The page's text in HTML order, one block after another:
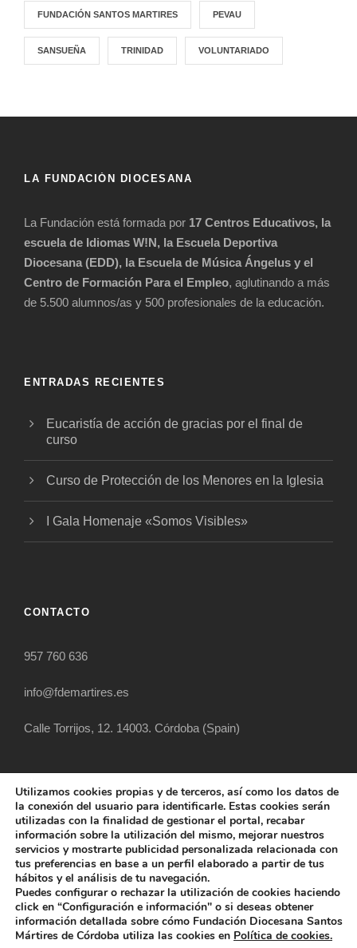
FUNDACIÓN SANTOS MARTIRES PEVAU
SANSUEÑA TRINIDAD VOLUNTARIADO
LA FUNDACIÓN DIOCESANA
La Fundación está formada por 17 Centros Educativos, la
escuela de Idiomas W!N, la Escuela Deportiva
Diocesana (EDD), la Escuela de Música Ángelus y el
Centro de Formación Para el Empleo, aglutinando a más
de 5.500 alumnos/as y 500 profesionales de la educación.
ENTRADAS RECIENTES
Eucaristía de acción de gracias por el final de
curso
Curso de Protección de los Menores en la Iglesia
I Gala Homenaje «Somos Visibles»
CONTACTO
957 760 636
info@fdemartires.es
Calle Torrijos, 12. 14003. Córdoba (Spain)
COPYRIGHT 2025 FUNDACIÓN DIOCESANA
SANTOS MÁRTIRES, ALL RIGHT RESERVED
POLÍTICA DE COOKIES AVISO LEGAL
Utilizamos cookies propias y de terceros, así como los datos de
la conexión del usuario para identificarle. Estas cookies serán
utilizadas con la finalidad de gestionar el portal, recabar
información sobre la utilización del mismo, mejorar nuestros
servicios y mostrarte publicidad personalizada relacionada con
tus preferencias en base a un perfil elaborado a partir de tus
hábitos y el análisis de tu navegación.
Puedes configurar o rechazar la utilización de cookies haciendo
click en “Configuración e información" o si deseas obtener
información detallada sobre cómo Fundación Diocesana Santos
Mártires de Córdoba utiliza las cookies en Política de cookies.